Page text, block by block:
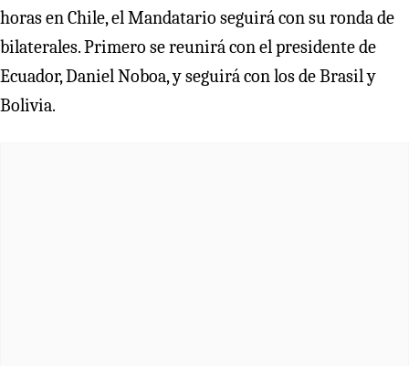
horas en Chile, el Mandatario seguirá con su ronda de
bilaterales. Primero se reunirá con el presidente de
Ecuador, Daniel Noboa, y seguirá con los de Brasil y
Bolivia.